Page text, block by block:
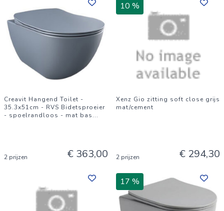
Creavit Hangend Toilet -
35.3x51cm - RVS Bidetsproeier
- spoelrandloos - mat bas...
2 prijzen € 363,00
10 %
Xenz Gio zitting soft close grijs
mat/cement
2 prijzen € 294,30
17 %